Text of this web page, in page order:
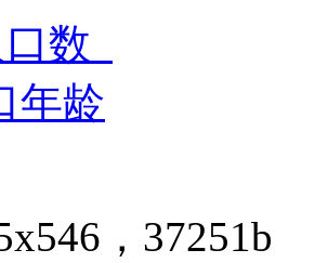
，37251b